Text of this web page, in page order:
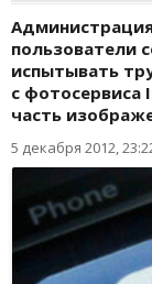
пользователи
испытывать
с фотосервиса
часть
5 декабря 2012,